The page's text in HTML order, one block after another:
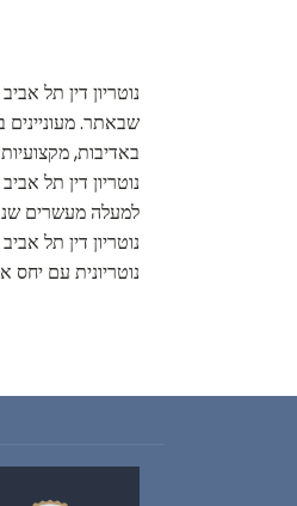
נוטריון דין תל
שבאתר. מעוניינים
באדיבות,
נוטריון דין תל
למעלה מעשרים
נוטריון דין תל
נוטריונית עם יחס